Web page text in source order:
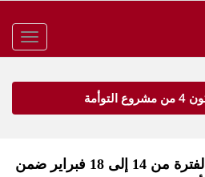
تم عقد ورشة عمل في الفترة من 14 إلى 18 فبراير ضمن